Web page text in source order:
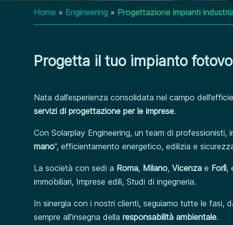
Home » Engineering » Progettazione impianti
Progetta il tuo impianto
Nata dall’esperienza consolidata nel campo
servizi di progettazione per le imprese.
Con Solarplay Engineering, un team di
mano”, efficientamento energetico, edilizia e
La società con sedi a Roma, Milano,Vicenza e Forlì,
immobiliari, Imprese edili, Studi di ingegneria.
In sinergia con i nostri clienti, seguiamo tutte le fasi,
sempre all’insegna dellaresponsabilità ambientale.